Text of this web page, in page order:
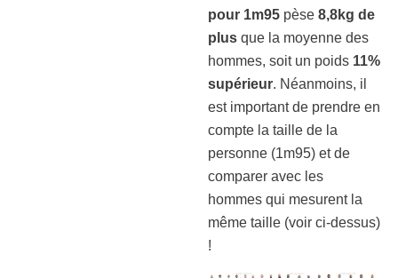
pour 1m95 pèse 8,8kg de
plus que la moyenne des
hommes, soit un poids 11%
supérieur. Néanmoins, il
est important de prendre en
compte la taille de la
personne (1m95) et de
comparer avec les
hommes qui mesurent la
même taille (voir ci-dessus)
!